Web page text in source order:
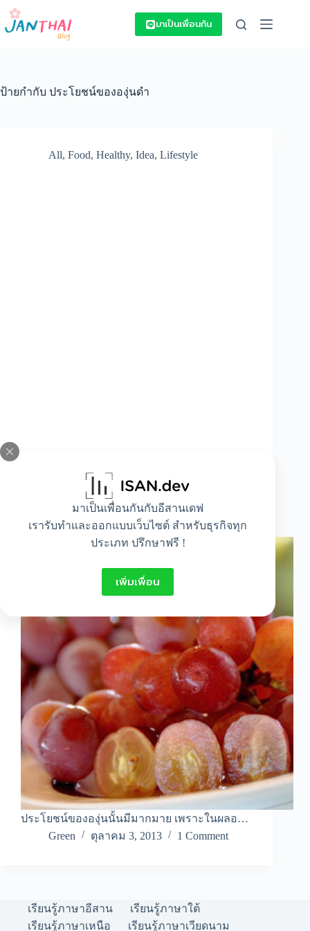
Skip
content
มาเป็นเพื่อนกันกับอีสานเดฟ
เรารับทำและออกแบบเว็บไซต์ สำหรับธุรกิจทุก
ประเภท ปรึกษาฟรี !
เพิ่มเพื่อน
มาเป็นเพื่อนกัน
ป้ายกำกับ ประโยชน์ขององุ่นดำ
All, Food, Healthy, Idea, Lifestyle
ประโยชน์ขององุ่นมีอะไรบ้าง
ประโยชน์ขององุ่นนั้นมีมากมาย เพราะในผลอ…
Green
ตุลาคม 3, 2013 1 Comment
เรียนรู้ภาษาอีสาน
เรียนรู้ภาษาใต้
เรียนรู้ภาษาเหนือ
เรียนรู้ภาษาเวียดนาม